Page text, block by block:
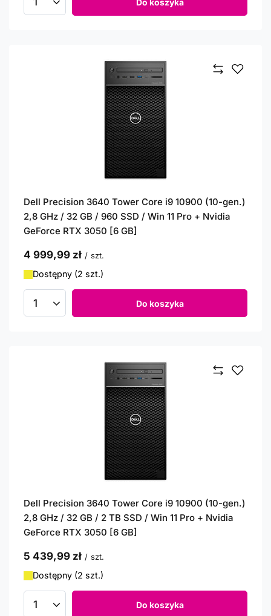
Ilość produktów
Dell Precision 3640 Tower Core i9 10900 (10-gen.)
2,8 GHz / 32 GB / 960 SSD / Win 11 Pro + Nvidia
GeForce RTX 3050 [6 GB]
4 999,99 zł / szt.
Dostępny (2 szt.)
Ilość produktów Do koszyka
Dell Precision 3640 Tower Core i9 10900 (10-gen.)
2,8 GHz / 32 GB / 2 TB SSD / Win 11 Pro + Nvidia
GeForce RTX 3050 [6 GB]
5 439,99 zł / szt.
Dostępny (2 szt.)
Ilość produktów Do koszyka